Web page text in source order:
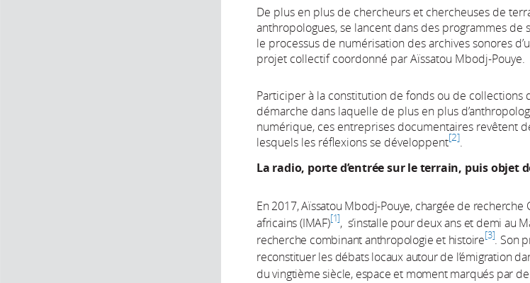
De plus en plus de chercheurs et chercheuses de
anthropologues, se lancent dans des programmes de
le processus de numérisation des archives sonores
projet collectif coordonné par Aïssatou Mbodj-Pouye.
Participer à la constitution de fonds ou de collections
démarche dans laquelle de plus en plus
numérique, ces entreprises documentaires revêtent
lesquels les réflexions se développent 2 .
La radio, porte d’entrée sur le terrain, puis objet
En 2017, Aïssatou Mbodj-Pouye, chargée de recherche
africains (IMAF) 1 , s’installe pour deux ans et demi au
recherche combinant anthropologie et histoire 3 . Son
reconstituer les débats locaux autour de l’émigration
du vingtième siècle, espace et moment marqués par